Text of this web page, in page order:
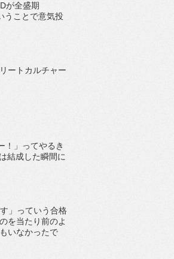
が全盛期
うことで意気投
ートカルチャー
！」ってやるき
結成した瞬間に
」っていう合格
を当たり前のよ
いなかったで